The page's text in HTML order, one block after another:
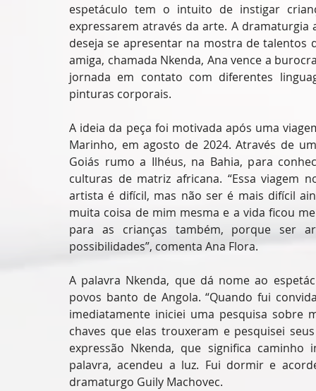
espetáculo tem o intuito de instigar
expressarem através da arte. A
deseja se apresentar na mostra de talentos
amiga, chamada Nkenda, Ana vence a
jornada em contato com diferentes
pinturas corporais.
A ideia da peça foi motivada após uma
Marinho, em agosto de 2024. Através de
Goiás rumo a Ilhéus, na Bahia, para
culturas de matriz africana. “Essa viagem
artista é difícil, mas não ser é mais difícil
muita coisa de mim mesma e a vida ficou
para as crianças também, porque ser
possibilidades”, comenta Ana Flora.
A palavra Nkenda, que dá nome ao
povos banto de Angola. “Quando fui
imediatamente iniciei uma pesquisa sobre
chaves que elas trouxeram e pesquisei
expressão Nkenda, que significa
palavra, acendeu a luz. Fui dormir e
dramaturgo Guily Machovec.